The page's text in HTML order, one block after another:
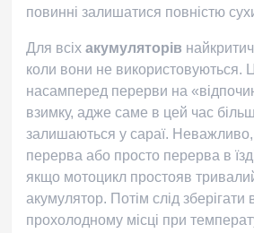
повинні залишатися повністю
Для всіх акумуляторів
коли вони не використовуються.
насамперед перерви на
взимку, адже саме в цей час
залишаються у сараї.
перерва або просто перерва в
якщо мотоцикл простояв
акумулятор. Потім слід зберігати
прохолодному місці при